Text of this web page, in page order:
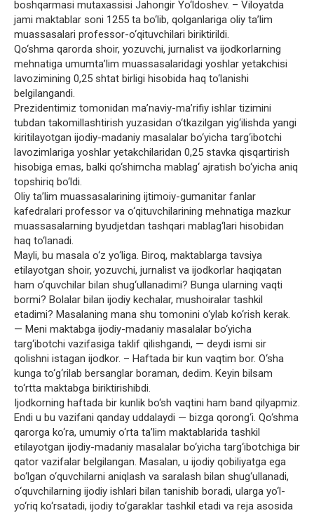
boshqarmasi mutaxassisi Jahongir Yo‘ldoshev. – Viloyatda
jami maktablar soni 1255 ta bo‘lib, qolganlariga oliy ta’lim
muassasalari professor-o‘qituvchilari biriktirildi.
Qo‘shma qarorda shoir, yozuvchi, jurnalist va ijodkorlarning
mehnatiga umumta’lim muassasalaridagi yoshlar yetakchisi
lavozimining 0,25 shtat birligi hisobida haq to‘lanishi
belgilangandi.
Prezidentimiz tomonidan ma’naviy-ma’rifiy ishlar tizimini
tubdan takomillashtirish yuzasidan o‘tkazilgan yig‘ilishda yangi
kiritilayotgan ijodiy-madaniy masalalar bo‘yicha targ‘ibotchi
lavozimlariga yoshlar yetakchilaridan 0,25 stavka qisqartirish
hisobiga emas, balki qo‘shimcha mablag‘ ajratish bo‘yicha aniq
topshiriq bo‘ldi.
Oliy ta’lim muassasalarining ijtimoiy-gumanitar fanlar
kafedralari professor va o‘qituvchilarining mehnatiga mazkur
muassasalarning byudjetdan tashqari mablag‘lari hisobidan
haq to‘lanadi.
Mayli, bu masala o‘z yo‘liga. Biroq, maktablarga tavsiya
etilayotgan shoir, yozuvchi, jurnalist va ijodkorlar haqiqatan
ham o‘quvchilar bilan shug‘ullanadimi? Bunga ularning vaqti
bormi? Bolalar bilan ijodiy kechalar, mushoiralar tashkil
etadimi? Masalaning mana shu tomonini o‘ylab ko‘rish kerak.
— Meni maktabga ijodiy-madaniy masalalar bo‘yicha
targ‘ibotchi vazifasiga taklif qilishgandi, — deydi ismi sir
qolishni istagan ijodkor. – Haftada bir kun vaqtim bor. O‘sha
kunga to‘g‘rilab bersanglar boraman, dedim. Keyin bilsam
to‘rtta maktabga biriktirishibdi.
Ijodkorning haftada bir kunlik bo‘sh vaqtini ham band qilyapmiz.
Endi u bu vazifani qanday uddalaydi — bizga qorong‘i. Qo‘shma
qarorga ko‘ra, umumiy o‘rta ta’lim maktablarida tashkil
etilayotgan ijodiy-madaniy masalalar bo‘yicha targ‘ibotchiga bir
qator vazifalar belgilangan. Masalan, u ijodiy qobiliyatga ega
bo‘lgan o‘quvchilarni aniqlash va saralash bilan shug‘ullanadi,
o‘quvchilarning ijodiy ishlari bilan tanishib boradi, ularga yo‘l-
yo‘riq ko‘rsatadi, ijodiy to‘garaklar tashkil etadi va reja asosida